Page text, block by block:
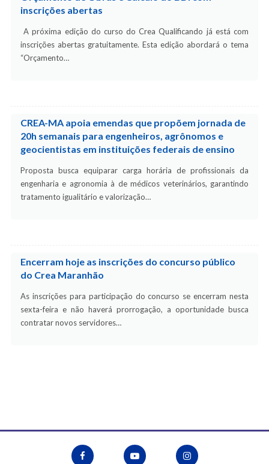
inscrições abertas
A próxima edição do curso do Crea Qualificando já está com
inscrições abertas gratuitamente. Esta edição abordará o tema
“Orçamento…
CREA-MA apoia emendas que propõem jornada de
20h semanais para engenheiros, agrônomos e
geocientistas em instituições federais de ensino
Proposta busca equiparar carga horária de profissionais da
engenharia e agronomia à de médicos veterinários, garantindo
tratamento igualitário e valorização…
Encerram hoje as inscrições do concurso público
do Crea Maranhão
As inscrições para participação do concurso se encerram nesta
sexta-feira e não haverá prorrogação, a oportunidade busca
contratar novos servidores…